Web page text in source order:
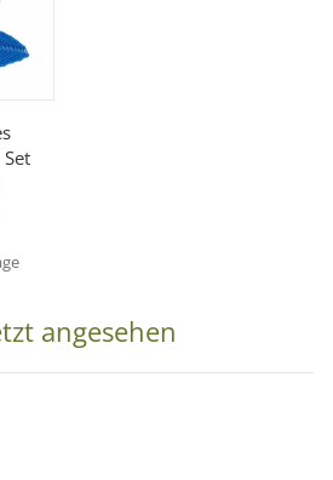
angesehen